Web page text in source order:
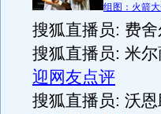
组图：火箭
搜狐直播员: 费
搜狐直播员: 米
迎网友点评
搜狐直播员: 沃